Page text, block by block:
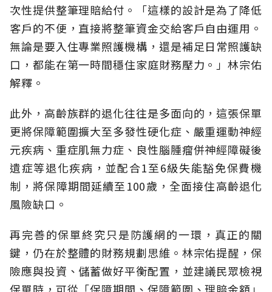
次性提供整筆理賠給付。「這樣的設計是為了降低
客戶的不便，直接將整筆資金交給客戶自由運用。
無論是要入住專業照護機構，還是補足日常照護缺
口，都能在第一時間穩住家庭財務壓力。」林宗佑
解釋。
此外，高齡族群的退化往往是多面向的，這張保單
更將保障範圍擴大至多發性硬化症、嚴重運動神經
元疾病、重症肌無力症、良性腦腫瘤併神經障礙後
遺症等退化疾病，並配合1至6級失能豁免保費機
制，將保障期間延續至100歲，全面接住高齡退化
風險缺口。
再完善的保單終究只是防護網的一環，真正的關
鍵，仍在於整體的財務規劃思維。 林宗佑提醒，保
險應與投資、儲蓄做好平衡配置，並建議民眾檢視